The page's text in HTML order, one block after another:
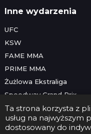
Ta strona korzysta z
usług na najwyższym
dostosowany do
Inne wydarzenia
UFC
KSW
FAME MMA
PRIME MMA
Żużlowa Ekstraliga
Speedway Grand Prix
Skoki narciarskie